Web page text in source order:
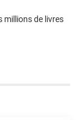
millions de livres